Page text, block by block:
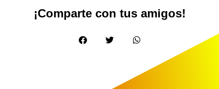
¡Comparte con tus amigos!